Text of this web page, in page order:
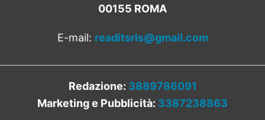
00155 ROMA
E-mail: readitsrls@gmail.com
Redazione: 3889786091
Marketing e Pubblicità: 3387238863